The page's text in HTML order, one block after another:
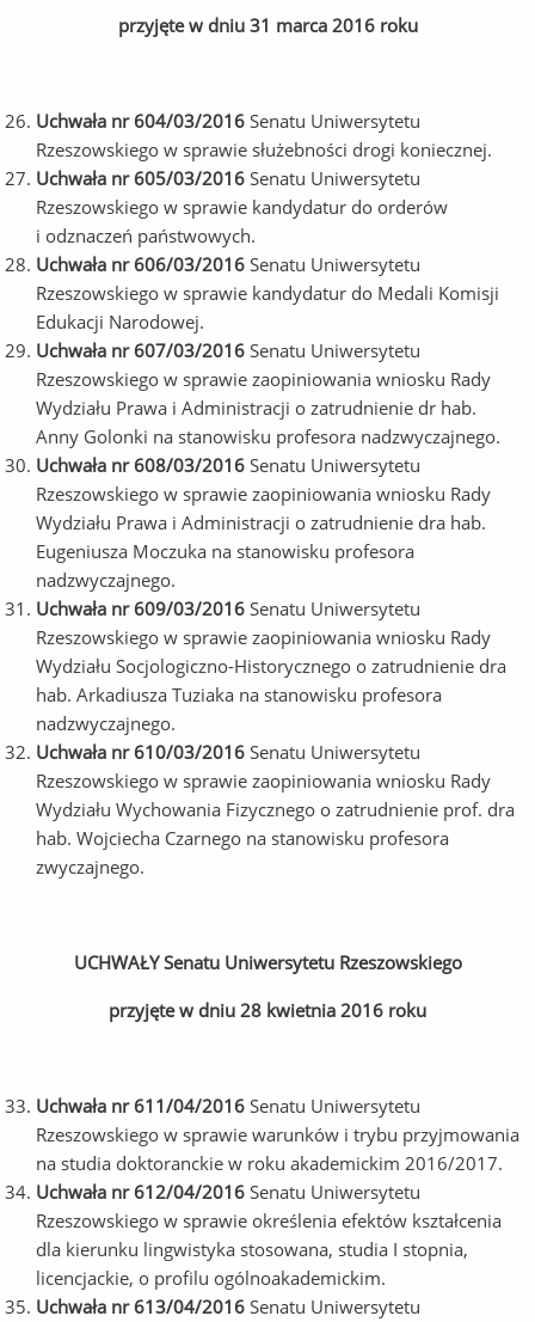
przyjęte w dniu 31 marca 2016 roku
Uchwała nr 604/03/2016 Senatu Uniwersytetu
Rzeszowskiego w sprawie służebności drogi koniecznej.
Uchwała nr 605/03/2016 Senatu Uniwersytetu
Rzeszowskiego w sprawie kandydatur do orderów
i odznaczeń państwowych.
Uchwała nr 606/03/2016 Senatu Uniwersytetu
Rzeszowskiego w sprawie kandydatur do Medali Komisji
Edukacji Narodowej.
Uchwała nr 607/03/2016 Senatu Uniwersytetu
Rzeszowskiego w sprawie zaopiniowania wniosku Rady
Wydziału Prawa i Administracji o zatrudnienie dr hab.
Anny Golonki na stanowisku profesora nadzwyczajnego.
Uchwała nr 608/03/2016 Senatu Uniwersytetu
Rzeszowskiego w sprawie zaopiniowania wniosku Rady
Wydziału Prawa i Administracji o zatrudnienie dra hab.
Eugeniusza Moczuka na stanowisku profesora
nadzwyczajnego.
Uchwała nr 609/03/2016 Senatu Uniwersytetu
Rzeszowskiego w sprawie zaopiniowania wniosku Rady
Wydziału Socjologiczno-Historycznego o zatrudnienie dra
hab. Arkadiusza Tuziaka na stanowisku profesora
nadzwyczajnego.
Uchwała nr 610/03/2016 Senatu Uniwersytetu
Rzeszowskiego w sprawie zaopiniowania wniosku Rady
Wydziału Wychowania Fizycznego o zatrudnienie prof. dra
hab. Wojciecha Czarnego na stanowisku profesora
zwyczajnego.
UCHWAŁY Senatu Uniwersytetu Rzeszowskiego
przyjęte w dniu 28 kwietnia 2016 roku
Uchwała nr 611/04/2016 Senatu Uniwersytetu
Rzeszowskiego w sprawie warunków i trybu przyjmowania
na studia doktoranckie w roku akademickim 2016/2017.
Uchwała nr 612/04/2016 Senatu Uniwersytetu
Rzeszowskiego w sprawie określenia efektów kształcenia
dla kierunku lingwistyka stosowana, studia I stopnia,
licencjackie, o profilu ogólnoakademickim.
Uchwała nr 613/04/2016 Senatu Uniwersytetu